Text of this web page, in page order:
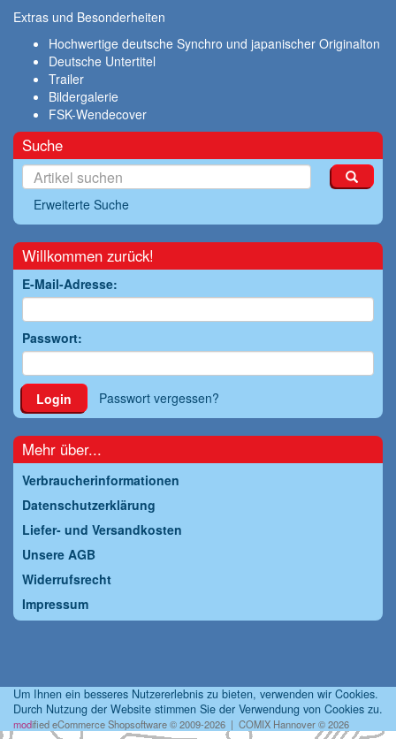
Extras und Besonderheiten
Hochwertige deutsche Synchro und japanischer Originalton
Deutsche Untertitel
Trailer
Bildergalerie
FSK-Wendecover
Suche
Erweiterte Suche
Willkommen zurück!
E-Mail-Adresse:
Passwort:
Login Passwort vergessen?
Mehr über...
Verbraucherinformationen
Datenschutzerklärung
Liefer- und Versandkosten
Unsere AGB
Widerrufsrecht
Impressum
Um Ihnen ein besseres Nutzererlebnis zu bieten, verwenden wir Cookies.
Durch Nutzung der Website stimmen Sie der Verwendung von Cookies zu.
modified eCommerce Shopsoftware © 2009-2026 | COMIX Hannover © 2026